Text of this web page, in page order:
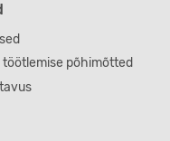
töötlemise põhimõtted